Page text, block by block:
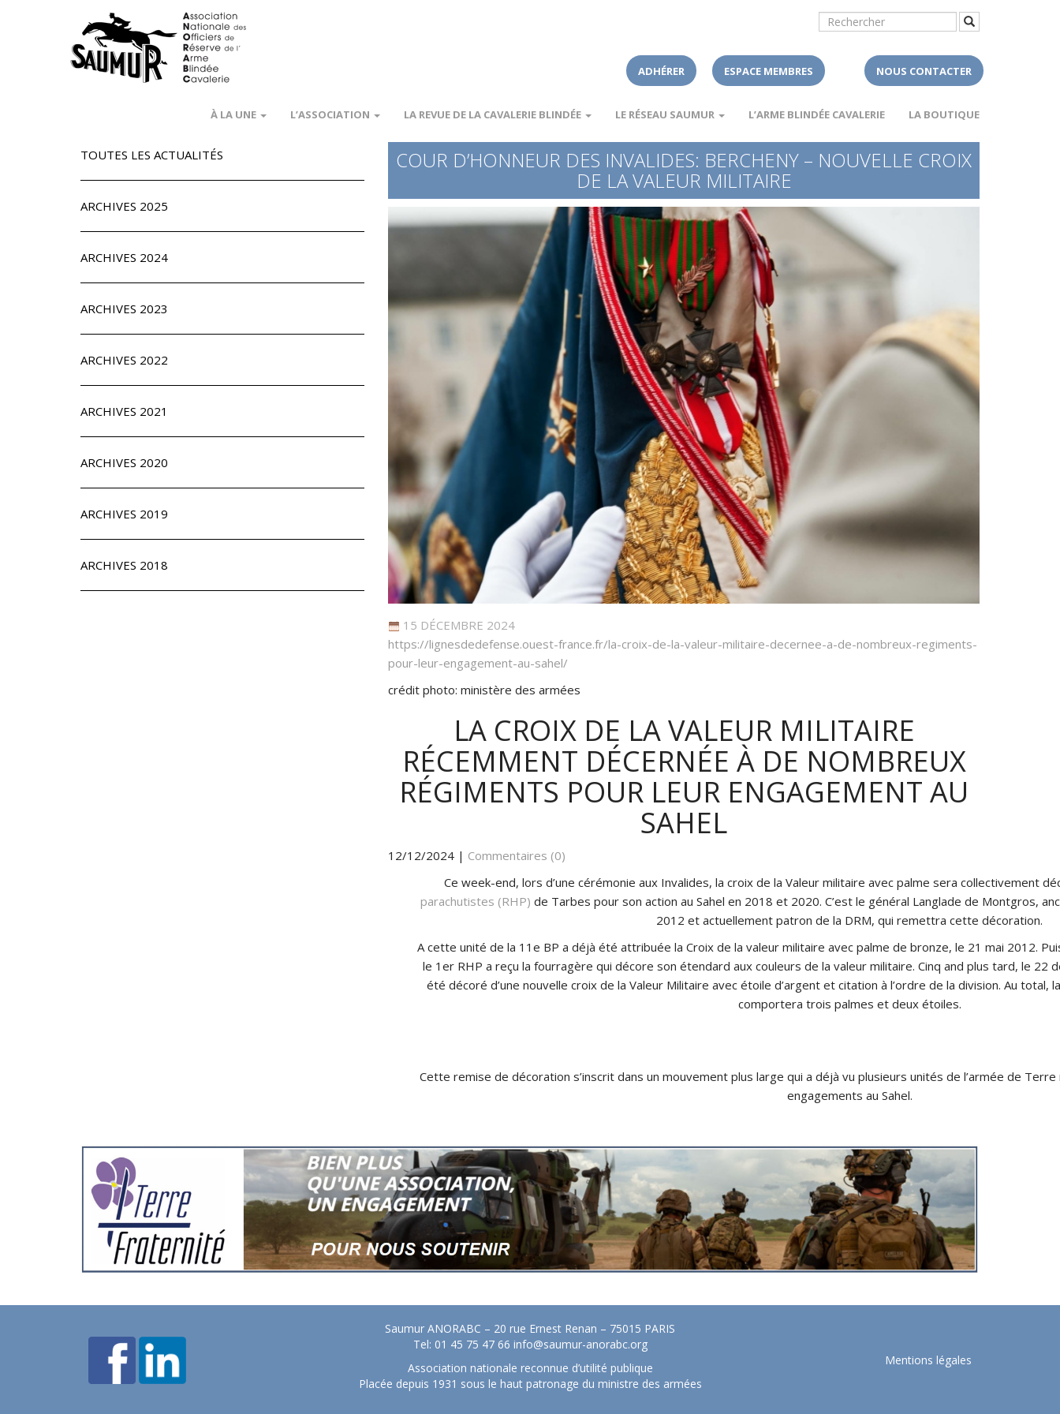
ADHÉRER ESPACE MEMBRES NOUS CONTACTER
À LA UNE L’ASSOCIATION LA REVUE DE LA CAVALERIE BLINDÉE LE RÉSEAU SAUMUR L’ARME BLINDÉE CAVALERIE LA BOUTIQUE
TOUTES LES ACTUALITÉS
ARCHIVES 2025
ARCHIVES 2024
ARCHIVES 2023
ARCHIVES 2022
ARCHIVES 2021
ARCHIVES 2020
ARCHIVES 2019
ARCHIVES 2018
COUR D’HONNEUR DES INVALIDES: BERCHENY – NOUVELLE CROIX
DE LA VALEUR MILITAIRE
15 DÉCEMBRE 2024
https://lignesdedefense.ouest-france.fr/la-croix-de-la-valeur-militaire-decernee-a-de-nombreux-regiments-
pour-leur-engagement-au-sahel/
crédit photo: ministère des armées
LA CROIX DE LA VALEUR MILITAIRE
RÉCEMMENT DÉCERNÉE À DE NOMBREUX
RÉGIMENTS POUR LEUR ENGAGEMENT AU
SAHEL
12/12/2024 | Commentaires (0)
Ce week-end, lors d’une cérémonie aux Invalides, la croix de la Valeur militaire avec palme sera collectivement
parachutistes (RHP) de Tarbes pour son action au Sahel en 2018 et 2020. C’est le général Langlade de Montgros,
2012 et actuellement patron de la DRM, qui remettra cette décoration.
A cette unité de la 11e BP a déjà été attribuée la Croix de la valeur militaire avec palme de bronze, le 21 mai 2012.
le 1er RHP a reçu la fourragère qui décore son étendard aux couleurs de la valeur militaire. Cinq and plus tard, le 22
été décoré d’une nouvelle croix de la Valeur Militaire avec étoile d’argent et citation à l’ordre de la division. Au total,
comportera trois palmes et deux étoiles.
Cette remise de décoration s’inscrit dans un mouvement plus large qui a déjà vu plusieurs unités de l’armée de
engagements au Sahel.
Saumur ANORABC – 20 rue Ernest Renan – 75015 PARIS
Tel: 01 45 75 47 66 info@saumur-anorabc.org
Association nationale reconnue d’utilité publique
Placée depuis 1931 sous le haut patronage du ministre des armées
Mentions légales